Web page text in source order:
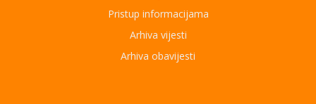
Pristup informacijama
Arhiva vijesti
Arhiva obavijesti